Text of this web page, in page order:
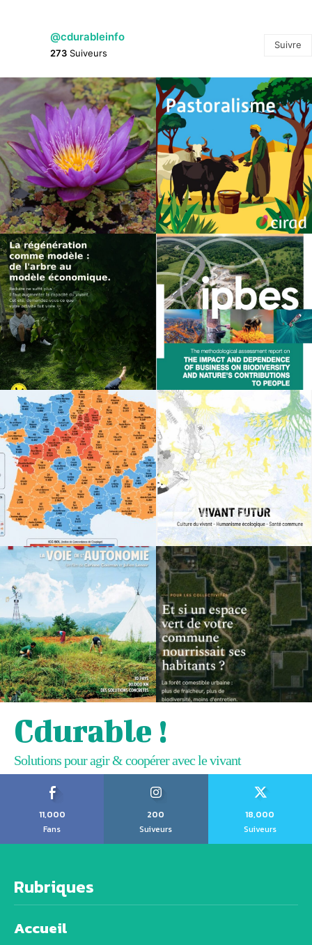
@cdurableinfo
273 Suiveurs
Suivre
Cdurable !
Solutions pour agir & coopérer avec le vivant
11,000
Fans
200
Suiveurs
18,000
Suiveurs
Rubriques
Accueil